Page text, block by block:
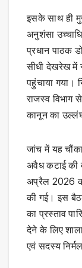
इसके साथ ही
अनुशंसा
प्रधान पाठक
सीधी देखरेख में
पहुंचाया गया।
राजस्व विभाग
कानून का
जांच में यह
अवैध कटाई की
अप्रैल 2026
की गई। इस
का प्रस्ताव
देने के लिए
एवं सदस्य